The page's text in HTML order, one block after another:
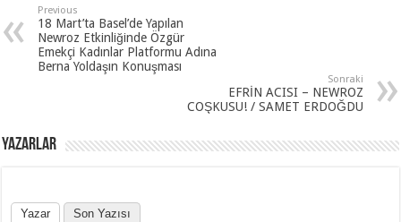
Previous
18 Mart’ta Basel’de Yapılan
Newroz Etkinliğinde Özgür
Emekçi Kadınlar Platformu Adına
Berna Yoldaşın Konuşması
Sonraki
EFRİN ACISI – NEWROZ
COŞKUSU! / SAMET ERDOĞDU
YAZARLAR
Yazar Son Yazısı